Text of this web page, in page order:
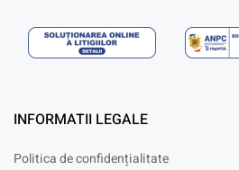
INFORMATII LEGALE
Politica de confidențialitate